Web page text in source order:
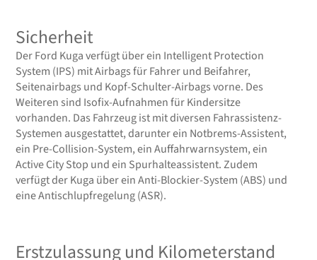
Sicherheit
Der Ford Kuga verfügt über ein Intelligent Protection
System (IPS) mit Airbags für Fahrer und Beifahrer,
Seitenairbags und Kopf-Schulter-Airbags vorne. Des
Weiteren sind Isofix-Aufnahmen für Kindersitze
vorhanden. Das Fahrzeug ist mit diversen Fahrassistenz-
Systemen ausgestattet, darunter ein Notbrems-Assistent,
ein Pre-Collision-System, ein Auffahrwarnsystem, ein
Active City Stop und ein Spurhalteassistent. Zudem
verfügt der Kuga über ein Anti-Blockier-System (ABS) und
eine Antischlupfregelung (ASR).
Erstzulassung und Kilometerstand